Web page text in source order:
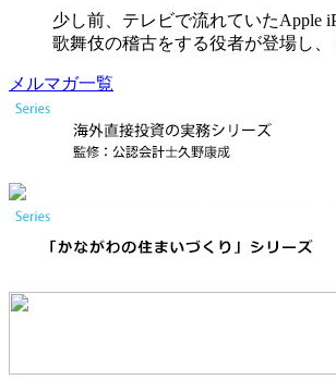
少し前、テレビで流れていたApple
歌舞伎の稽古をする役者が登場し
メルマガ一覧